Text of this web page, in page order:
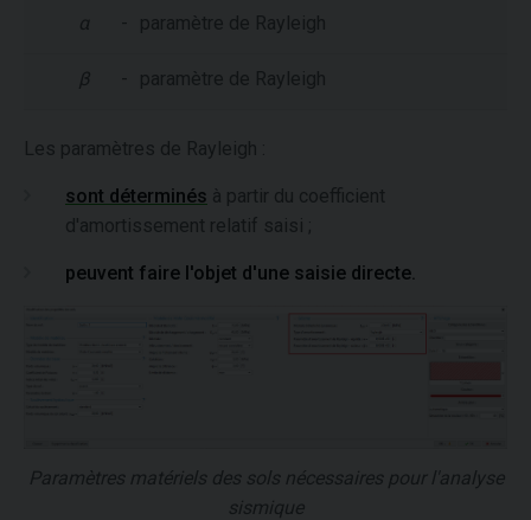
α - paramètre de Rayleigh
β - paramètre de Rayleigh
Les paramètres de Rayleigh :
sont déterminés à partir du coefficient
d'amortissement relatif saisi ;
peuvent faire l'objet d'une saisie directe.
Paramètres matériels des sols nécessaires pour l'analyse
sismique